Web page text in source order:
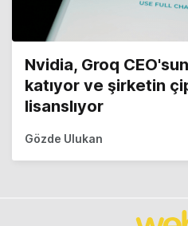
Nvidia, Groq
katıyor ve şirketin
lisanslıyor
Gözde Ulukan